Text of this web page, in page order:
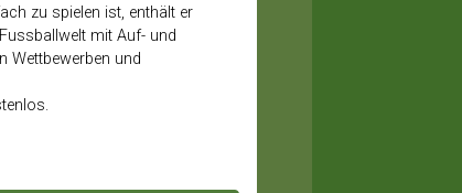
zu spielen ist, enthält er
mit Auf- und
Wettbewerben und